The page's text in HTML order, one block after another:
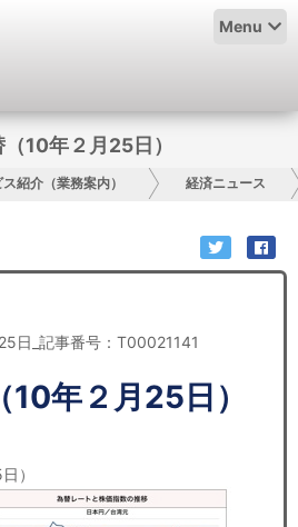
Menu
10年２月25日）
紹介（業務案内） 経済ニュース
日_記事番号：T00021141
年２月25日）
）